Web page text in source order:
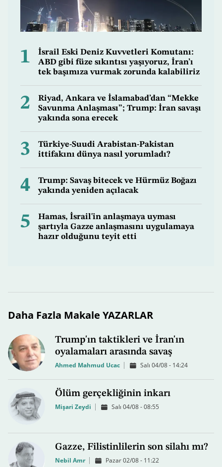
1
İsrail Eski Deniz Kuvvetleri Komutanı:
ABD gibi füze sıkıntısı yaşıyoruz, İran’ı
tek başımıza vurmak zorunda kalabiliriz
2
Riyad, Ankara ve İslamabad’dan “Mekke
Savunma Anlaşması”; Trump: İran savaşı
yakında sona erecek
3
Türkiye-Suudi Arabistan-Pakistan
ittifakını dünya nasıl yorumladı?
4
Trump: Savaş bitecek ve Hürmüz Boğazı
yakında yeniden açılacak
5
Hamas, İsrail'in anlaşmaya uyması
şartıyla Gazze anlaşmasını uygulamaya
hazır olduğunu teyit etti
Daha Fazla Makale YAZARLAR
Trump'ın taktikleri ve İran'ın
oyalamaları arasında savaş
Ahmed Mahmud Ucac Salı 04/08 - 14:24
Ölüm gerçekliğinin inkarı
Mişari Zeydi Salı 04/08 - 08:55
Gazze, Filistinlilerin son silahı mı?
Nebil Amr Pazar 02/08 - 11:22